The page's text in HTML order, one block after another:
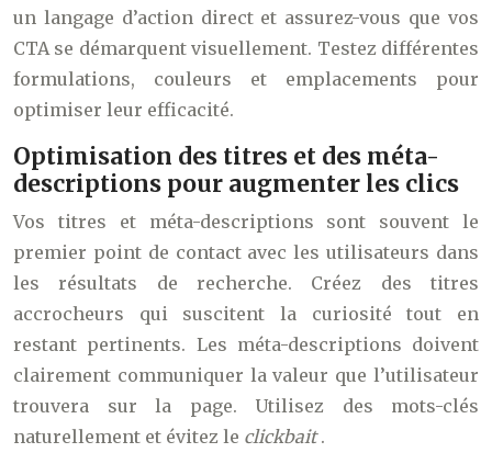
un langage d’action direct et assurez-vous que vos
CTA se démarquent visuellement. Testez différentes
formulations, couleurs et emplacements pour
optimiser leur efficacité.
Optimisation des titres et des méta-
descriptions pour augmenter les clics
Vos titres et méta-descriptions sont souvent le
premier point de contact avec les utilisateurs dans
les résultats de recherche. Créez des titres
accrocheurs qui suscitent la curiosité tout en
restant pertinents. Les méta-descriptions doivent
clairement communiquer la valeur que l’utilisateur
trouvera sur la page. Utilisez des mots-clés
naturellement et évitez le clickbait.